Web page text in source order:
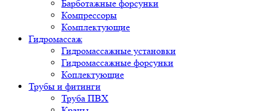
Барботажные форсунки
Компрессоры
Комплектующие
Гидромассаж
Гидромассажные установки
Гидромассажные форсунки
Коплектующие
Трубы и фитинги
Труба ПВХ